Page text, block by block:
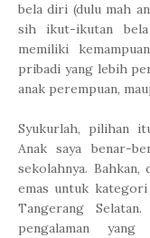
bela diri (dulu mah
sih ikut-ikutan
memiliki
pribadi yang lebih
anak perempuan,
Syukurlah, pilihan
Anak saya benar-
sekolahnya.
emas untuk
Tangerang
pengalaman yang